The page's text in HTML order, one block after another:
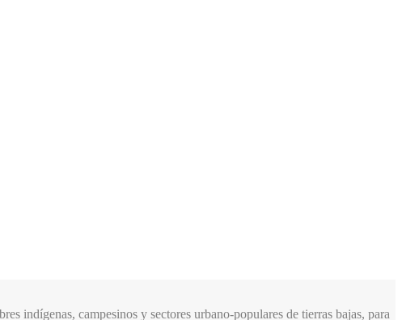
indígenas, campesinos y sectores urbano-populares de tierras bajas, para